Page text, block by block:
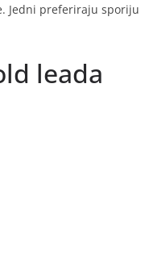
Jedni preferiraju sporiju
leada